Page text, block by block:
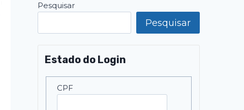
Pesquisar
Pesquisar
Estado do Login
CPF